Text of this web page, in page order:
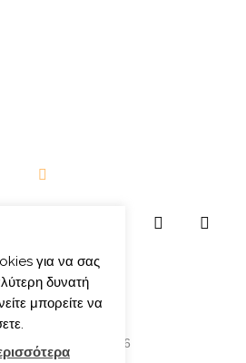
ιατρίδης 2013-2026
για να σας
δυνατή
μπορείτε να